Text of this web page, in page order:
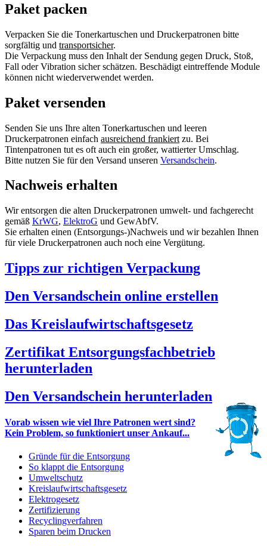
Paket packen
Verpacken Sie die Tonerkartuschen und Druckerpatronen bitte
sorgfältig und transportsicher.
Die Verpackung muss den Inhalt der Sendung gegen Druck, Stoß,
Fall oder Vibration sicher schätzen. Beschädigt eintreffende Module
können nicht wiederverwendet werden.
Paket versenden
Senden Sie uns Ihre alten Tonerkartuschen und leeren
Druckerpatronen einfach ausreichend frankiert zu. Bei
Tintenpatronen tut es oft auch ein großer, wattierter Umschlag.
Bitte nutzen Sie für den Versand unseren Versandschein.
Nachweis erhalten
Wir entsorgen die alten Druckerpatronen umwelt- und fachgerecht
gemäß KrWG, ElektroG und GewAbfV.
Sie erhalten einen (Entsorgungs-)Nachweis und wir bezahlen Ihnen
für viele Druckerpatronen auch noch eine Vergütung.
Tipps zur richtigen Verpackung
Den Versandschein online erstellen
Das Kreislaufwirtschaftsgesetz
Zertifikat Entsorgungsfachbetrieb
herunterladen
Den Versandschein herunterladen
Vorab wissen wie viel Ihre Patronen wert sind?
Kein Problem, so funktioniert unser Ankauf...
Gründe für die Entsorgung
So klappt die Entsorgung
Umweltschutz
Kreislaufwirtschaftsgesetz
Elektrogesetz
Zertifizierung
Recyclingverfahren
Sparen beim Drucken